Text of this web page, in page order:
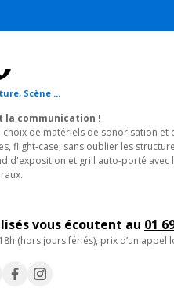
Scène ...
la communication !
de matériels de sonorisation et
flight-case, sans oublier les
d'exposition et grill auto-porté avec
vous écoutent au 01
(hors jours fériés), prix d’un appel